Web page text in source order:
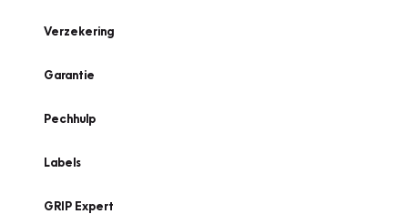
Verzekering
Garantie
Pechhulp
Labels
GRIP Expert